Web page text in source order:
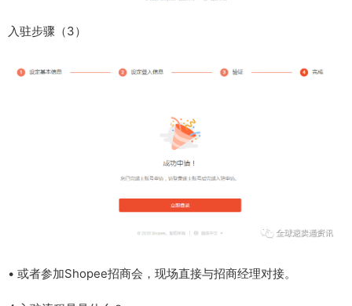
入驻步骤（3）
• 或者参加Shopee招商会，现场直接与招商经理对接。